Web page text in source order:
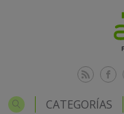
CATEGORÍAS